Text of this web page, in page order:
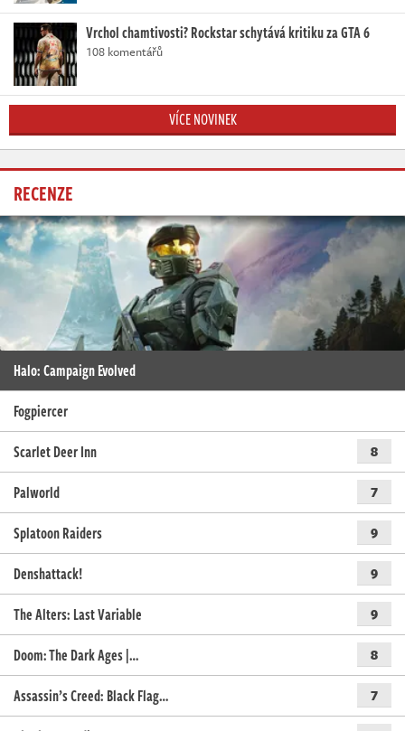
Vrchol chamtivosti? Rockstar schytává kritiku za GTA 6
108 komentářů
VÍCE NOVINEK
RECENZE
Halo: Campaign Evolved
Fogpiercer
Scarlet Deer Inn
8
Palworld 7
Splatoon Raiders 9
Denshattack! 9
The Alters: Last Variable 9
Doom: The Dark Ages |… 8
Assassin’s Creed: Black Flag… 7